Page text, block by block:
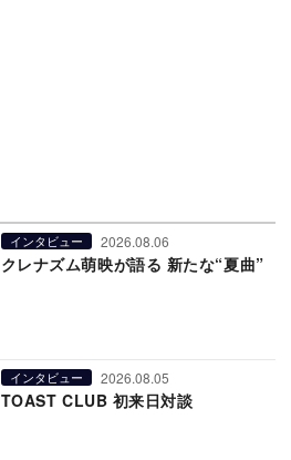
インタビュー 2026.08.06
クレナズム萌映が語る 新たな“夏曲”
インタビュー 2026.08.05
TOAST CLUB 初来日対談